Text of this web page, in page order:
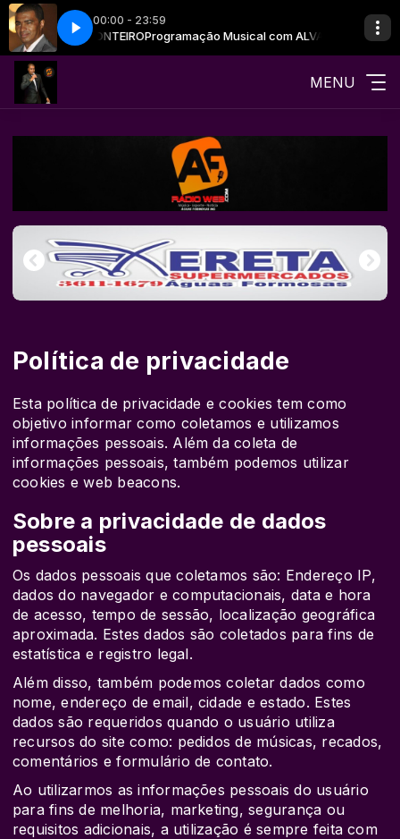
00:00 - 23:59
ALVANIR MONTEIROProgramação Musical com ALVANIR MONTEIRO
TODAS AS ABERTURASCAMPEÃO DE AUDIÊNCIA PARA TODAS AS
MENU
Política de privacidade
Esta política de privacidade e cookies tem como
objetivo informar como coletamos e utilizamos
informações pessoais. Além da coleta de
informações pessoais, também podemos utilizar
cookies e web beacons.
Sobre a privacidade de dados
pessoais
Os dados pessoais que coletamos são: Endereço IP,
dados do navegador e computacionais, data e hora
de acesso, tempo de sessão, localização geográfica
aproximada. Estes dados são coletados para fins de
estatística e registro legal.
Além disso, também podemos coletar dados como
nome, endereço de email, cidade e estado. Estes
dados são requeridos quando o usuário utiliza
recursos do site como: pedidos de músicas, recados,
comentários e formulário de contato.
Ao utilizarmos as informações pessoais do usuário
para fins de melhoria, marketing, segurança ou
requisitos adicionais, a utilização é sempre feita com